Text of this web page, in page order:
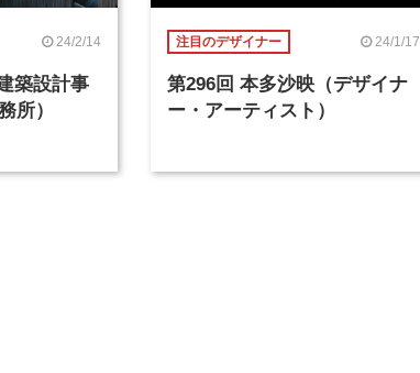
24/2/14
築設計事
所）
注目のデザイナー 24/1/17
第296回 本多沙映（デザイナ
ー・アーティスト）